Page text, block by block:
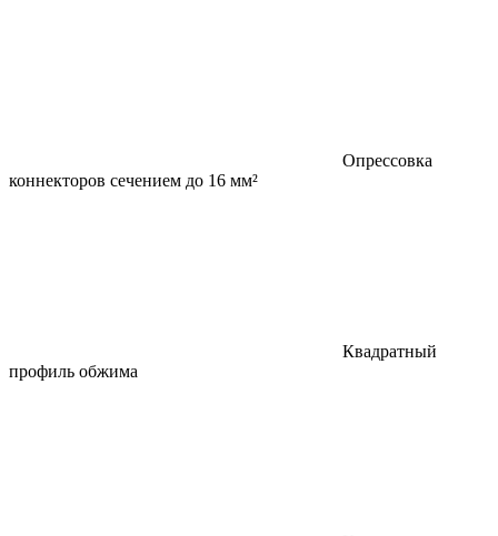
Опрессовка
коннекторов сечением до 16 мм²
Квадратный
профиль обжима